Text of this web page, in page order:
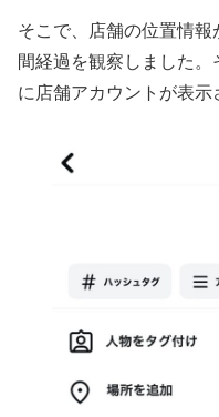
そこで、店舗の位置情報
間経過を観察しました
に店舗アカウントが表示